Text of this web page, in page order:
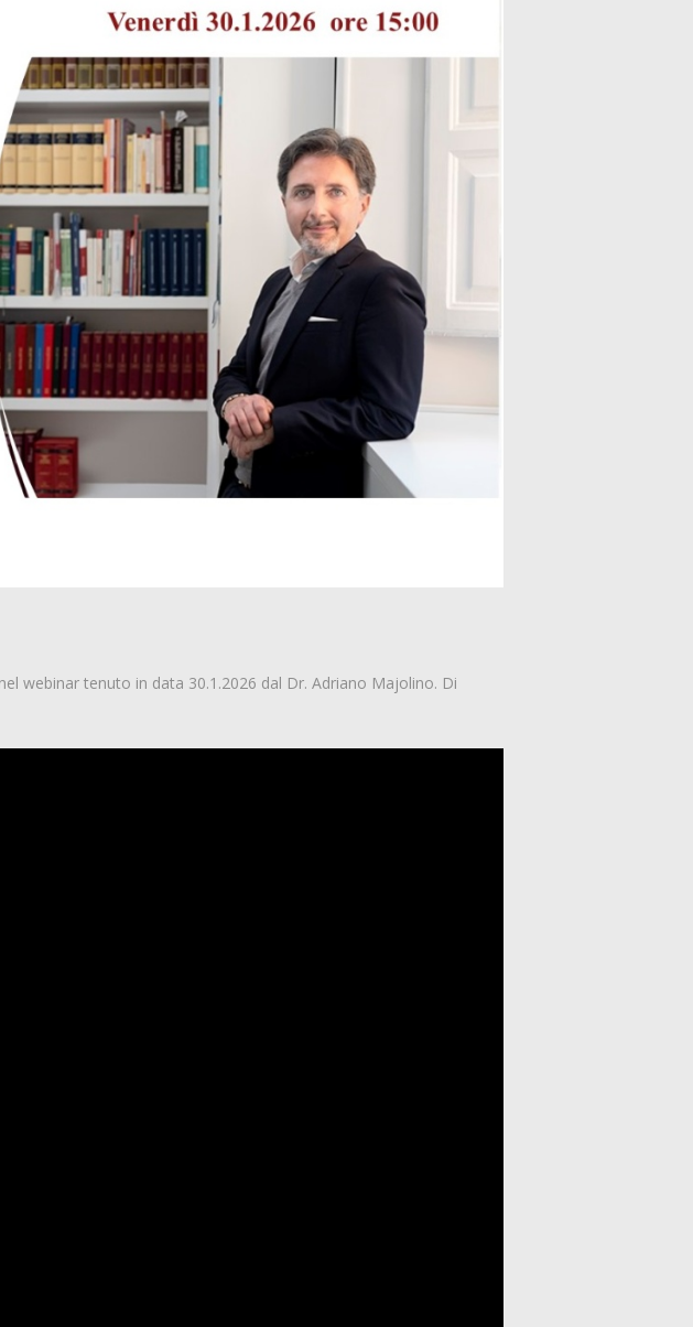
webinar tenuto in data 30.1.2026 dal Dr. Adriano Majolino. Di